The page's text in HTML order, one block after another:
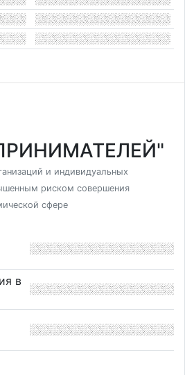
и индивидуальных
риском совершения
сфере
в